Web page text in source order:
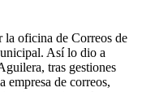
la oficina de Correos de
Así lo dio a
tras gestiones
empresa de correos,